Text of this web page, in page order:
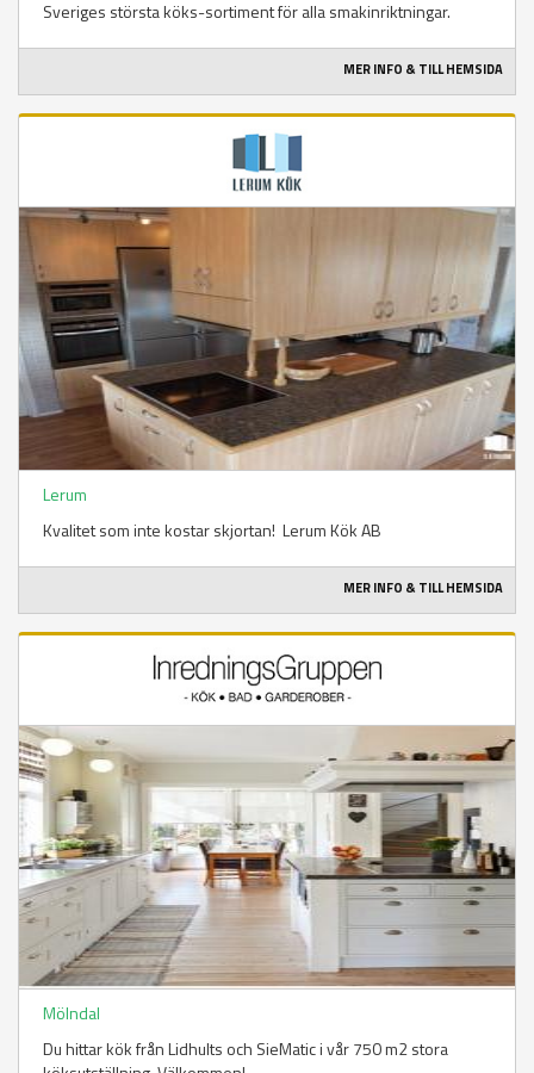
Sveriges största köks-sortiment för alla smakinriktningar.
MER INFO & TILL HEMSIDA
Lerum
Kvalitet som inte kostar skjortan! Lerum Kök AB
MER INFO & TILL HEMSIDA
Mölndal
Du hittar kök från Lidhults och SieMatic i vår 750 m2 stora